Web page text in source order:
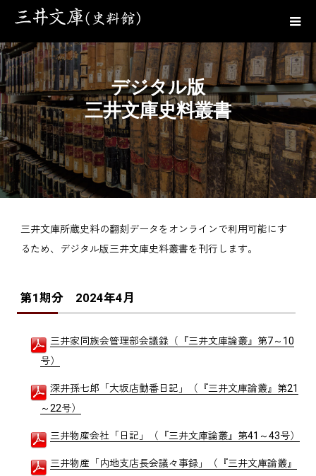
デジタル版
三井文庫史料叢書
三井文庫所蔵史料の翻刻データをオンラインで利用可能にす
るため、デジタル版三井文庫史料叢書を刊行します。
第1期分 2024年4月
三井家同族会管理部会議録（『三井文庫論叢』第7～10
号）
深井孫七郎「大坂店勤番日記」（『三井文庫論叢』第21
～22号）
三井物産会社「日記」（『三井文庫論叢』第41～43号）
三井物産「内地支店長会議々事録」（『三井文庫論叢』